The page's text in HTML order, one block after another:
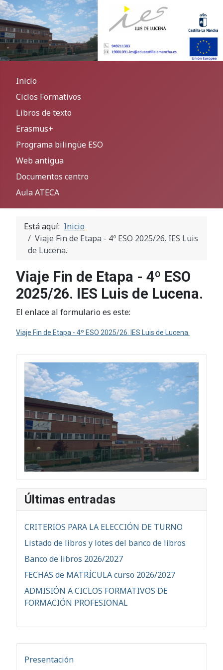
Inicio
Ciclos Formativos
Libros de texto
Erasmus+
Programa bilingüe ESO
Web antigua
Documentos centro
Aula ATECA
Presentación
Está aquí: Inicio
Viaje Fin de Etapa - 4º ESO 2025/26. IES Luis
de Lucena.
Viaje Fin de Etapa - 4º ESO
2025/26. IES Luis de Lucena.
El enlace al formulario es este:
Viaje Fin de Etapa - 4º ESO 2025/26. IES Luis de Lucena.
Últimas entradas
CRITERIOS PARA LA ELECCIÓN DE TURNO
Listado de libros y lotes del banco de libros
Banco de libros 2026/2027
FECHAS de MATRÍCULA curso 2026/2027
ADMISIÓN A CICLOS FORMATIVOS DE
FORMACIÓN PROFESIONAL